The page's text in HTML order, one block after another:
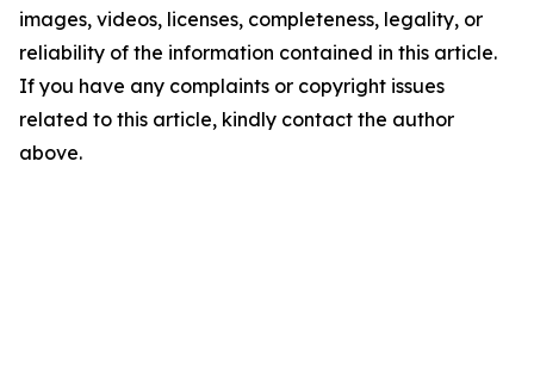
images, videos, licenses, completeness, legality, or
reliability of the information contained in this article.
If you have any complaints or copyright issues
related to this article, kindly contact the author
above.